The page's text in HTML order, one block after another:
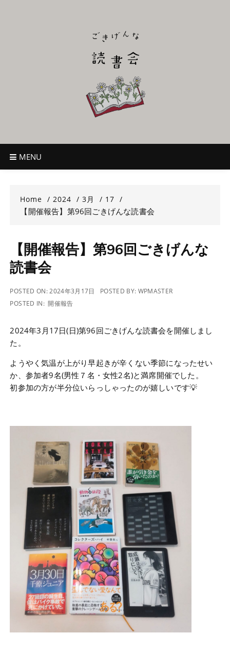
ごきげんな読
~児童書好き主催者によるオールジャンルOK！のんびり読書会~
MENU
Home 2024 3月 17
【開催報告】第96回ごきげんな読書会
【開催報告】第96回ごきげんな
読書会
POSTED ON:2024年3月17日 POSTED BY: WPMASTER
POSTED IN: 開催報告
2024年3月17日(日)第96回ごきげんな読書会を開催しまし
た。
ようやく気温が上がり早起きが辛くない季節になったせい
か、参加者9名(男性７名・女性2名)と満席開催でした。
初参加の方が半分位いらっしゃったのが嬉しいです💡